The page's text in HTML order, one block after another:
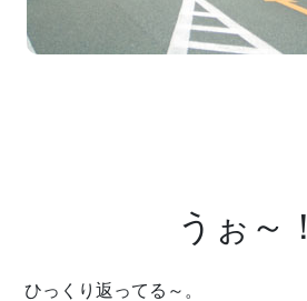
うぉ～！
ひっくり返ってる～。